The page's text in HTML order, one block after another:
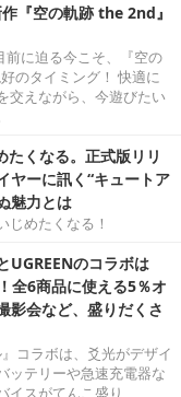
『空の軌跡 the 2nd』
前に迫る今こそ、『空の
のタイミング！ 快適に
交えながら、今遊びたい
くなる。正式版リリ
ヤーに訊く“キュートア
魅力とは
じめたくなる！
UGREENのコラボは
全6商品に使える5％オ
影会など、盛りだくさ
コラボは、爻光がデザイ
ッテリーや急速充電器な